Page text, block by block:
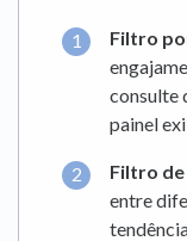
Filtro
consulte
painel
Filtro
entre